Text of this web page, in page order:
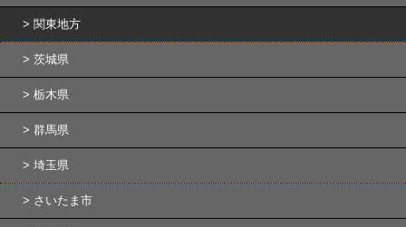
関東地方
茨城県
栃木県
群馬県
埼玉県
さいたま市